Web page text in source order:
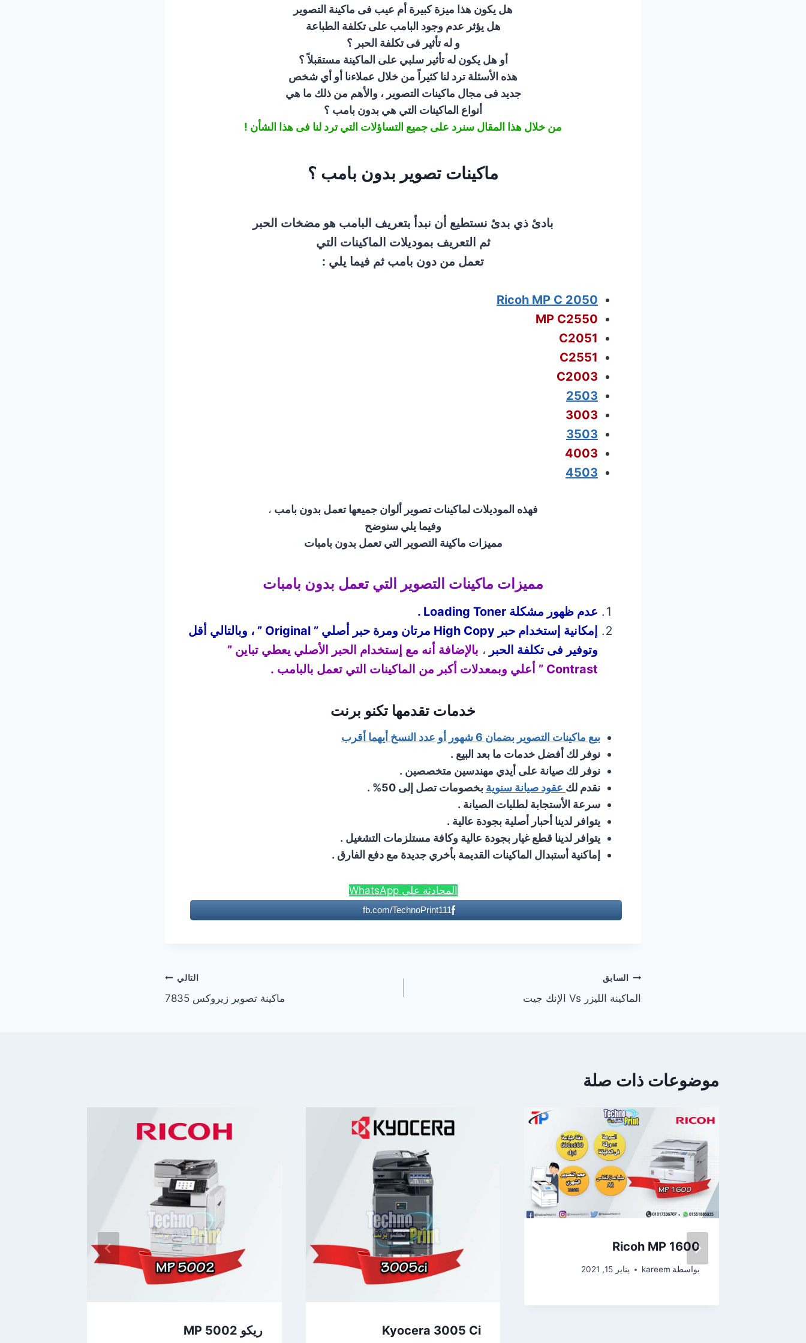
هل يكون هذا ميزة كبيرة أم عيب فى ماكينة التصوير
هل يؤثر عدم وجود البامب على تكلفة الطباعة
و له تأثير فى تكلفة الحبر ؟
أو هل يكون له تأثير سلبي على الماكينة مستقبلاً ؟
هذه الأسئلة ترد لنا كثيراً من خلال عملاءنا أو أي شخص
جديد فى مجال ماكينات التصوير ، والأهم من ذلك ما هي
أنواع الماكينات التي هي بدون بامب ؟
من خلال هذا المقال سنرد على جميع التساؤلات التي ترد لنا فى هذا الشأن !
ماكينات تصوير بدون بامب ؟
بادئ ذي بدئ نستطيع أن نبدأ بتعريف البامب هو مضخات الحبر
ثم التعريف بموديلات الماكينات التي
تعمل من دون بامب ثم فيما يلي :
Ricoh MP C 2050
MP C2550
C2051
C2551
C2003
2503
3003
3503
4003
4503
فهذه الموديلات لماكينات تصوير ألوان جميعها تعمل بدون بامب ،
وفيما يلي سنوضح
مميزات ماكينة التصوير التي تعمل بدون بامبات
مميزات ماكينات التصوير التي تعمل بدون بامبات
عدم ظهور مشكلة Loading Toner .
إمكانية إستخدام حبر High Copy مرتان ومرة حبر أصلي ” Original ” ، وبالتالي أقل
وتوفير فى تكلفة الحبر ، بالإضافة أنه مع إستخدام الحبر الأصلي يعطي تباين ”
Contrast ” أعلي وبمعدلات أكبر من الماكينات التي تعمل بالبامب .
خدمات تقدمها تكنو برنت
بيع ماكينات التصوير بضمان 6 شهور أو عدد النسخ أيهما أقرب
نوفر لك أفضل خدمات ما بعد البيع .
نوفر لك صيانة على أيدي مهندسين متخصصين .
نقدم لك عقود صيانة سنوية بخصومات تصل إلى 50% .
سرعة الأستجابة لطلبات الصيانة .
يتوافر لدينا أحبار أصلية بجودة عالية .
يتوافر لدينا قطع غيار بجودة عالية وكافة مستلزمات التشغيل .
إماكنية أستبدال الماكينات القديمة بأخري جديدة مع دفع الفارق .
المحادثة على WhatsApp
fb.com/TechnoPrint111
تصفّح
المقالات
السابق
الماكينة الليزر Vs الإنك جيت
التالي
ماكينة تصوير زيروكس 7835
موضوعات ذات صلة
Ricoh MP 1600
بواسطة kareem يناير 15, 2021
Kyocera 3005 Ci ريكو MP 5002